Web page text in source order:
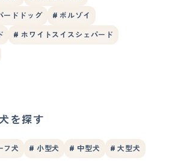
ードドッグ # ボルゾイ
# ホワイトスイスシェパード
を探す
フ犬 # 小型犬 # 中型犬 # 大型犬